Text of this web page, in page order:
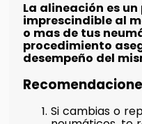
La alineación es
imprescindible al
o mas de tus
procedimiento
desempeño del
Si cambias o